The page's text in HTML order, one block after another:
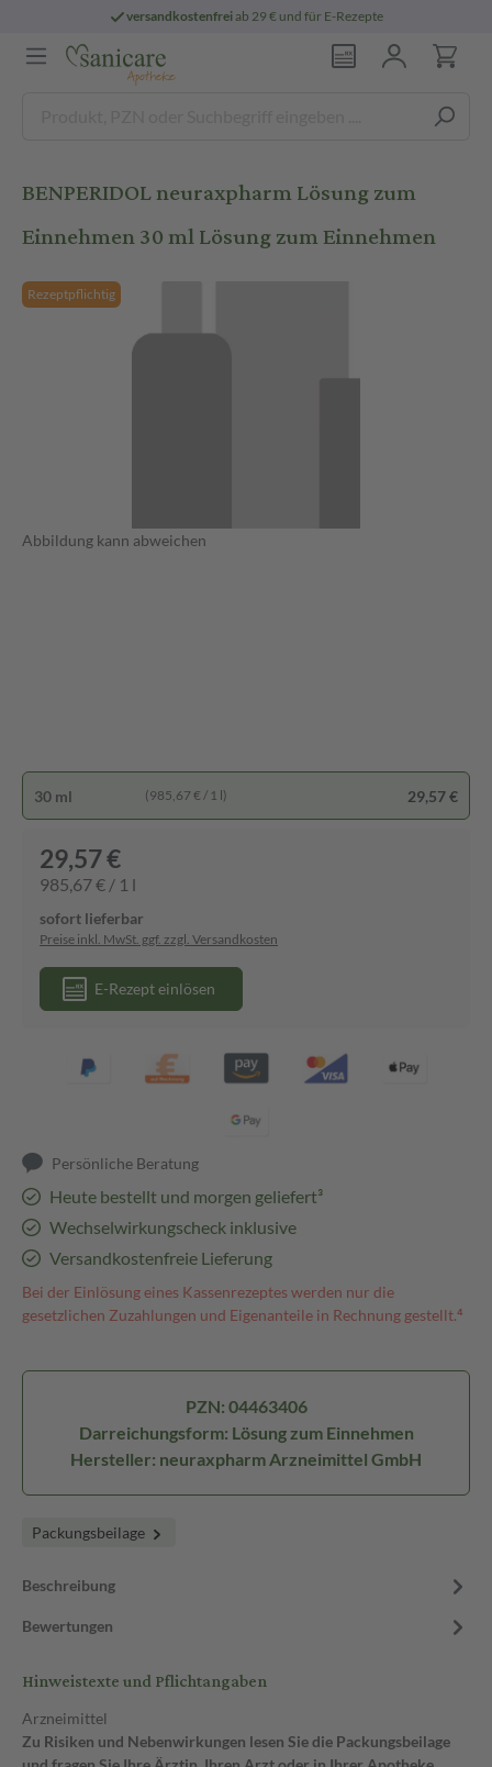
versandkostenfreiab 29 € und für E-Rezepte
BENPERIDOL neuraxpharm Lösung zum
Einnehmen 30 ml Lösung zum Einnehmen
Rezeptpflichtig
Abbildung kann abweichen
30 ml (985,67 € / 1 l) 29,57 €
29,57 €
985,67 € / 1 l
sofort lieferbar
Preise inkl. MwSt. ggf. zzgl. Versandkosten
E-Rezept einlösen
Persönliche Beratung
Heute bestellt und morgen geliefert³
Wechselwirkungscheck inklusive
Versandkostenfreie Lieferung
Bei der Einlösung eines Kassenrezeptes werden nur die
gesetzlichen Zuzahlungen und Eigenanteile in Rechnung gestellt.⁴
PZN: 04463406
Darreichungsform: Lösung zum Einnehmen
Hersteller: neuraxpharm Arzneimittel GmbH
Packungsbeilage
Beschreibung
Bewertungen
Hinweistexte und Pflichtangaben
Arzneimittel
Zu Risiken und Nebenwirkungen lesen Sie die Packungsbeilage